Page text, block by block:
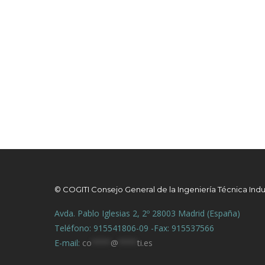
© COGITI Consejo General de la Ingeniería Técnica
Avda. Pablo Iglesias 2, 2º 28003 Madrid (España)
Teléfono: 915541806-09 -Fax: 915537566
E-mail: co @ ti.es